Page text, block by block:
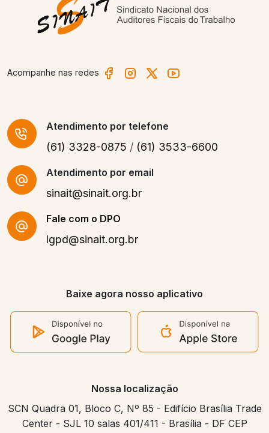
Acompanhe nas redes
Atendimento por telefone
(61) 3328-0875 / (61) 3533-6600
Atendimento por email
sinait@sinait.org.br
Fale com o DPO
lgpd@sinait.org.br
Baixe agora nosso aplicativo
Nossa localização
SCN Quadra 01, Bloco C, Nº 85 - Edifício Brasília Trade
Center - SJL 10 salas 401/411 - Brasília - DF CEP